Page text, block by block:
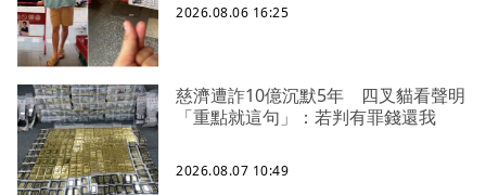
2026.08.06 16:25
慈濟遭詐10億沉默5年 四叉貓看聲明
「重點就這句」：若判有罪錢還我
2026.08.07 10:49